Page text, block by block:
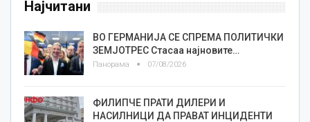
Најчитани
ВО ГЕРМАНИЈА СЕ СПРЕМА ПОЛИТИЧКИ
ЗЕМЈОТРЕС Стасаа најновите…
Панорама 07/08/2026
ФИЛИПЧЕ ПРАТИ ДИЛЕРИ И
НАСИЛНИЦИ ДА ПРАВАТ ИНЦИДЕНТИ